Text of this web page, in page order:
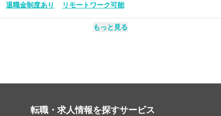
退職金制度あり リモートワーク可能
もっと見る
転職・求人情報を探すサービス